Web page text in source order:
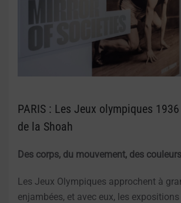
PARIS : Les Jeux olympiques
de la Shoah
Des corps, du mouvement, des
Les Jeux Olympiques approchent à
enjambées, et avec eux, les